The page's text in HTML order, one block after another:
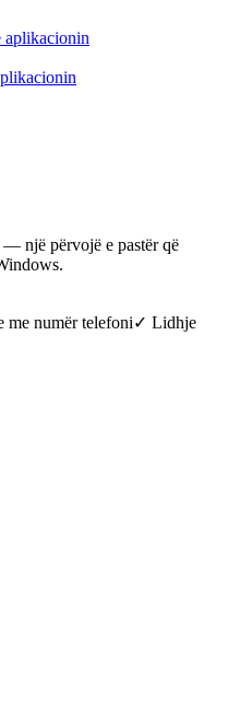
aplikacionin
një përvojë e pastër që
numër telefoni✓ Lidhje